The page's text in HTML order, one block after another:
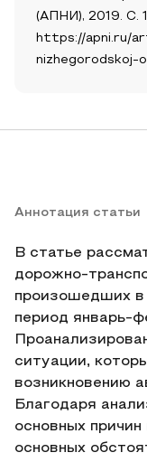
(АПНИ), 2019. С.
https://apni.ru/
nizhegorodskoj-
Аннотация статьи
В статье
дорожно-
произошедших в
период январь-
ситуации,
возникновению
Благодаря
основных
основных